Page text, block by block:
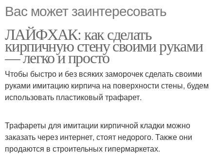
Вас может заинтересовать
ЛАЙФХАК: как сделать
кирпичную стену своими руками
— легко и просто
Чтобы быстро и без всяких заморочек сделать своими
руками имитацию кирпича на поверхности стены, будем
использовать пластиковый трафарет.
Трафареты для имитации кирпичной кладки можно
заказать через интернет, стоят недорого. Также они
продаются в строительных гипермаркетах.